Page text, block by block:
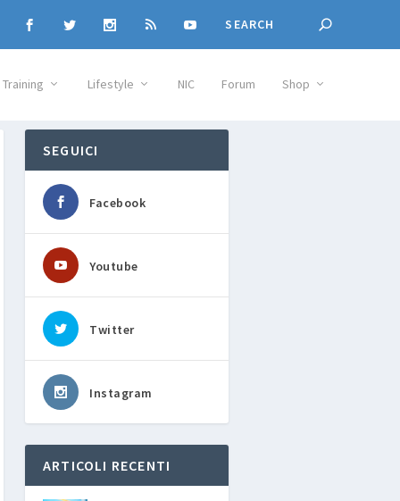
Training Lifestyle NIC Forum Shop
SEGUICI
Facebook
Youtube
Twitter
Instagram
ARTICOLI RECENTI